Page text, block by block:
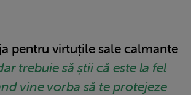
pentru virtuțile sale calmante
trebuie să știi că este la fel
vine vorba să te protejeze